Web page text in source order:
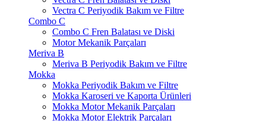
Vectra C Periyodik Bakım ve Filtre
Combo C
Combo C Fren Balatası ve Diski
Motor Mekanik Parçaları
Meriva B
Meriva B Periyodik Bakım ve Filtre
Mokka
Mokka Periyodik Bakım ve Filtre
Mokka Karoseri ve Kaporta Ürünleri
Mokka Motor Mekanik Parçaları
Mokka Motor Elektrik Parçaları